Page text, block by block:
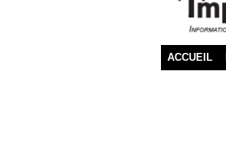
ACCUEIL